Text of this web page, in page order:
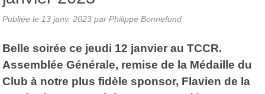
Publiée le 13 janv. 2023 par Philippe Bonnefond
Belle soirée ce jeudi 12 janvier au TCCR.
Assemblée Générale, remise de la Médaille du
Club à notre plus fidèle sponsor, Flavien de la